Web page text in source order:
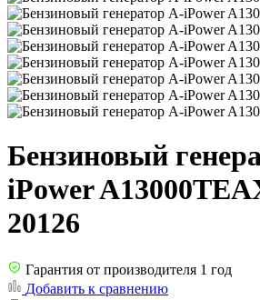
Бензиновый
iPower
20126
Гарантия от производителя 1 год
Добавить к сравнению